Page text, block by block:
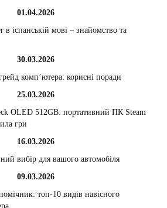
01.04.2026
в іспанській мові – знайомство та
30.03.2026
комп’ютера: корисні поради
25.03.2026
OLED 512GB: портативний ПК Steam
гри
16.03.2026
вибір для вашого автомобіля
09.03.2026
топ-10 видів навісного